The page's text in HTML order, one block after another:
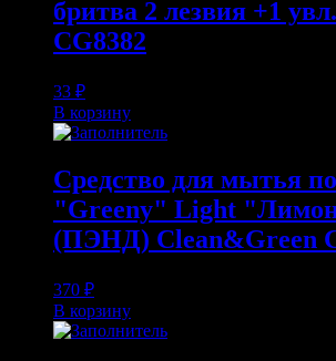
бритва 2 лезвия +1
CG8382
33 ₽
В корзину
Средство для мытья
"Greeny" Light
(ПЭНД) Clean&Green
370 ₽
В корзину